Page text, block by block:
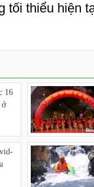
tối thiểu hiện
16
ở